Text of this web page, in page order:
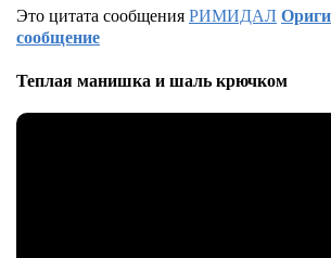
Это цитата сообщенияРИМИДАЛ
сообщение
Теплая манишка и шаль крючком